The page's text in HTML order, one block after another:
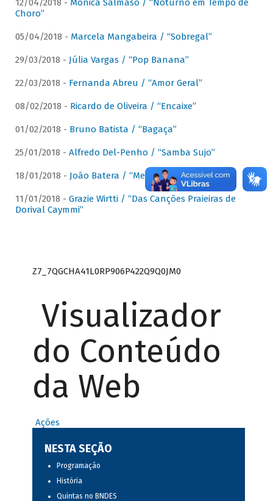
12/04/2018 - Mônica Salmaso / “Noturno em Tempo de
Choro”
05/04/2018 - Marcela Mangabeira / “Sobregal”
29/03/2018 - Júlia Vargas / “Pop Banana”
22/03/2018 - Fernanda Abreu / “Amor Geral”
08/02/2018 - Ricardo de Oliveira / “Encaixe”
01/02/2018 - Bruno Batista / “Bagaça”
25/01/2018 - Alfredo Del-Penho / “Samba Sujo”
18/01/2018 - João Batera / “Meu Pandeiro”
11/01/2018 - Grazie Wirtti / “Das Canções Praieiras de
Dorival Caymmi”
Z7_7QGCHA41L0RP906P422Q9Q0JM0
Visualizador
do Conteúdo
da Web
Ações
NESTA SEÇÃO
Programação
História
Quintas no BNDES